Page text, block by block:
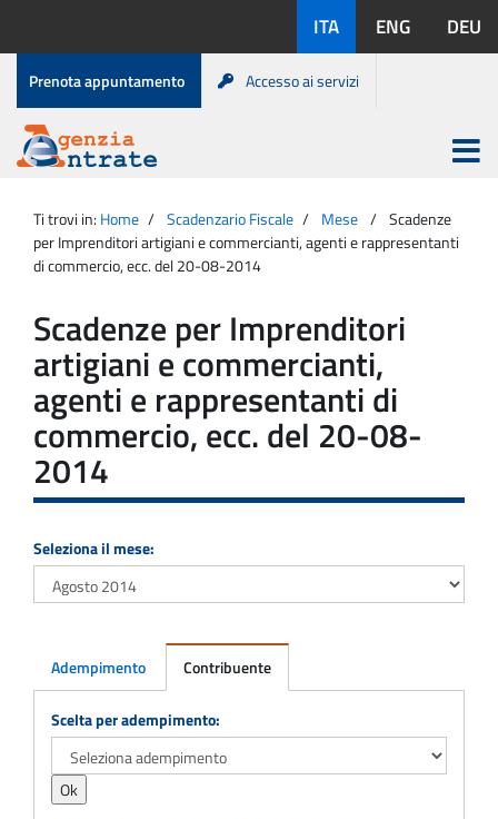
contenuto
disponibili:
ITA ENG DEU
Menu
di
servizio
Prenota appuntamento Accesso ai servizi
Agenzia
Entrate
Apri
menu
principale
Ti trovi in: Home Scadenzario Fiscale Mese
Scadenze
per Imprenditori artigiani e commercianti, agenti e rappresentanti
di commercio, ecc. del 20-08-2014
Scadenze per Imprenditori
artigiani e commercianti,
agenti e rappresentanti di
commercio, ecc. del 20-08-
2014
Seleziona il mese:
Adempimento Contribuente
Adempimento
Scelta per adempimento: